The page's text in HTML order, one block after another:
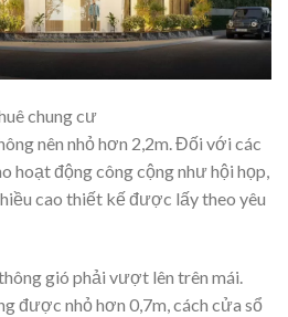
chung cư
nên nhỏ hơn 2,2m. Đối với các
hoạt động công cộng như hội họp,
cao thiết kế được lấy theo yêu
gió phải vượt lên trên mái.
được nhỏ hơn 0,7m, cách cửa sổ